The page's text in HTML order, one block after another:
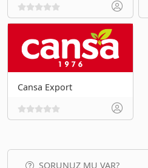
Cansa Export
SORUNUZ MU VAR?